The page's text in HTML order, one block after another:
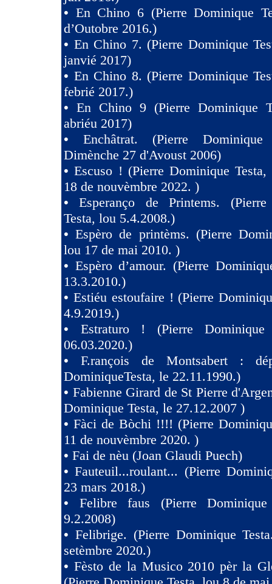
• En Chino 6 (Pierre Dominique
d’Outobre 2016.)
• En Chino 7. (Pierre Dominique
janvié 2017)
• En Chino 8. (Pierre Dominique
febrié 2017.)
• En Chino 9 (Pierre Dominique
abriéu 2017)
• Enchâtrat. (Pierre
Dimènche 27 d'Avoust 2006)
•Escuso ! (Pierre Dominique
18 de nouvèmbre 2022. )
•Esperanço de Printems.
Testa, lou 5.4.2008.)
•Espèro de printèms. (Pierre
lou 17 de mai 2010. )
• Espèro d’amour. (Pierre
13.3.2010.)
• Estiéu estoufaire ! (Pierre
4.9.2019.)
• Estraturo ! (Pierre
06.03.2020.)
• F.rançois de Montsabert :
DominiqueTesta, le 22.11.1990.)
• Fabienne Girard de St Pierre
Dominique Testa, le 27.12.2007 )
• Fàci de Bòchi !!!! (Pierre
11 de nouvèmbre 2020. )
• Fai de nèu (Joan Glaudi Puech)
•Fauteuil...roulant... (Pierre
23 mars 2018.)
• Felibre faus (Pierre
9.2.2008)
• Felibrige. (Pierre Dominique
setèmbre 2020.)
• Fèsto de la Musico 2010 pèr la